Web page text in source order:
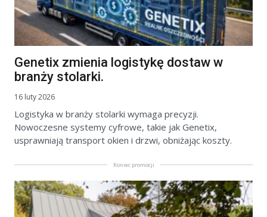
Genetix zmienia logistykę dostaw w
branży stolarki.
16 luty 2026
Logistyka w branży stolarki wymaga precyzji.
Nowoczesne systemy cyfrowe, takie jak Genetix,
usprawniają transport okien i drzwi, obniżając koszty.
Koniec promocji